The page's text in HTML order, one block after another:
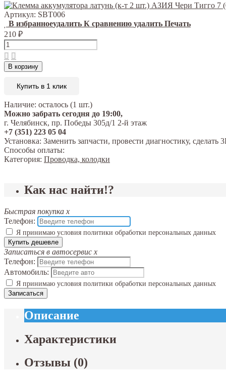
Артикул: SBT006
В избранноеудалить К сравнению удалить Печать
210 ₽
В корзину
Купить в 1 клик
Наличие: осталось (1 шт.)
Можно забрать сегодня до 19:00,
г. Челябинск, пр. Победы 305д/1 2-й этаж
+7 (351) 223 05 04
Установка: Заменить запчасти, провести диагностику,
Способы оплаты:
Категория: Проводка, колодки
Как нас найти!?
Быстрая покупка x
Телефон:
Я принимаю условия политики обработки персональных данных
Купить дешевле
Записаться в автосервис x
Телефон:
Автомобиль:
Я принимаю условия политики обработки персональных данных
Записаться
Описание
Характеристики
Отзывы (0)